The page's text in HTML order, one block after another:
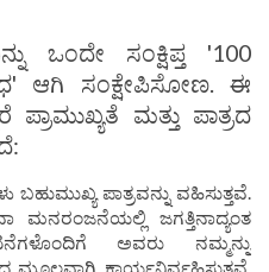
ಒಂದೇ ಸಂಕ್ಷಿಪ್ತ '100
ಆಗಿ ಸಂಕ್ಷೇಪಿಸೋಣ. ಈ
ಪ್ರಾಮುಖ್ಯತೆ ಮತ್ತು ಪಾತ್ರದ
ಬಹುಮುಖ್ಯ ಪಾತ್ರವನ್ನು ವಹಿಸುತ್ತವೆ.
ಮನರಂಜನೆಯಲ್ಲಿ ಜಗತ್ತಿನಾದ್ಯಂತ
ಅವರು ನಮ್ಮನ್ನು
ಮೂಲವಾಗಿ ಕಾರ್ಯನಿರ್ವಹಿಸುತ್ತವೆ,